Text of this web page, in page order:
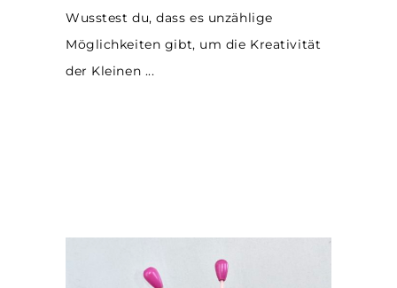
Wusstest du, dass es unzählige
Möglichkeiten gibt, um die Kreativität
der Kleinen